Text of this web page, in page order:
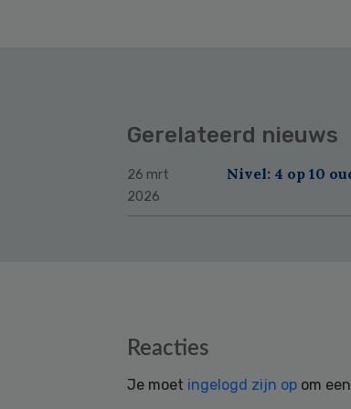
Gerelateerd nieuws
26 mrt
2026
Nivel: 4 op 10
Reacties
Je moet ingelogd zijn op om